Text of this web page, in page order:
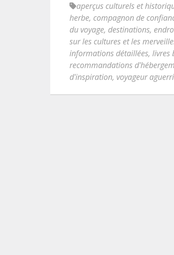
aperçus culturels et
herbe, compagnon de
du voyage, destinations,
sur les cultures et les
informations détaillées, livres
recommandations
d'inspiration, voyageur aguerri